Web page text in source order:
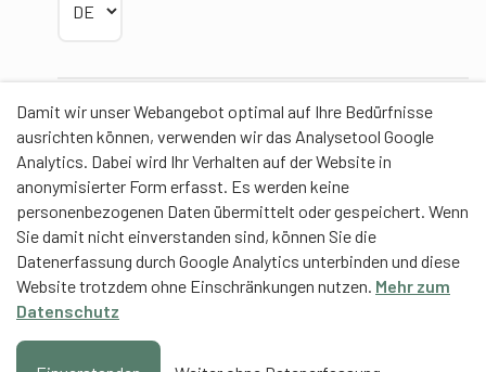
Damit wir unser Webangebot optimal auf Ihre Bedürfnisse
ausrichten können, verwenden wir das Analysetool Google
Analytics. Dabei wird Ihr Verhalten auf der Website in
anonymisierter Form erfasst. Es werden keine
personenbezogenen Daten übermittelt oder gespeichert. Wenn
Sie damit nicht einverstanden sind, können Sie die
Datenerfassung durch Google Analytics unterbinden und diese
Website trotzdem ohne Einschränkungen nutzen. Mehr zum
Datenschutz
Partner
Contentpartner
Eidgenössische Hochschule für Sport Magglingen
EHSM